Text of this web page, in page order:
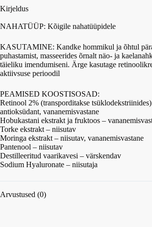
Kirjeldus
NAHATÜÜP: Kõigile nahatüüpidele
KASUTAMINE: Kandke hommikul ja õhtul
puhastamist, masseerides õrnalt näo- ja
täieliku imendumiseni. Ärge kasutage
aktiivsuse perioodil
PEAMISED KOOSTISOSAD:
Retinool 2% (transporditakse
antioksüdant, vananemisvastane
Hobukastani ekstrakt ja fruktoos –
Torke ekstrakt – niisutav
Moringa ekstrakt – niisutav, vananemisvastane
Pantenool – niisutav
Destilleeritud vaarikavesi – värskendav
Sodium Hyaluronate – niisutaja
Arvustused (0)